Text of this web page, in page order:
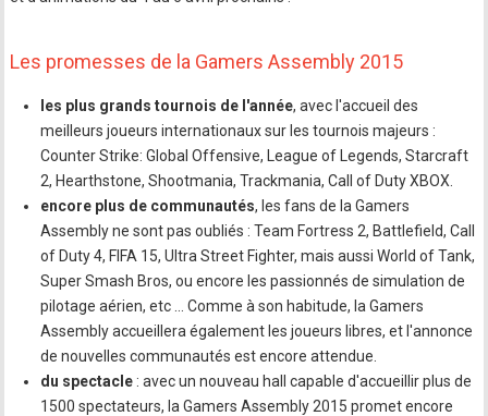
Les promesses de la Gamers Assembly 2015
les plus grands tournois de l'année, avec l'accueil des
meilleurs joueurs internationaux sur les tournois majeurs :
Counter Strike: Global Offensive, League of Legends, Starcraft
2, Hearthstone, Shootmania, Trackmania, Call of Duty XBOX.
encore plus de communautés, les fans de la Gamers
Assembly ne sont pas oubliés : Team Fortress 2, Battlefield, Call
of Duty 4, FIFA 15, Ultra Street Fighter, mais aussi World of Tank,
Super Smash Bros, ou encore les passionnés de simulation de
pilotage aérien, etc … Comme à son habitude, la Gamers
Assembly accueillera également les joueurs libres, et l'annonce
de nouvelles communautés est encore attendue.
du spectacle : avec un nouveau hall capable d'accueillir plus de
1500 spectateurs, la Gamers Assembly 2015 promet encore